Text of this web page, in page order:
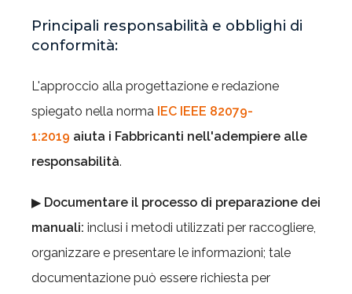
Principali responsabilità e obblighi di
conformità:
L'approccio alla progettazione e redazione
spiegato nella norma IEC IEEE 82079-
1:2019 aiuta i Fabbricanti nell'adempiere alle
responsabilità.
▶ Documentare il processo di preparazione dei
manuali: inclusi i metodi utilizzati per raccogliere,
organizzare e presentare le informazioni; tale
documentazione può essere richiesta per